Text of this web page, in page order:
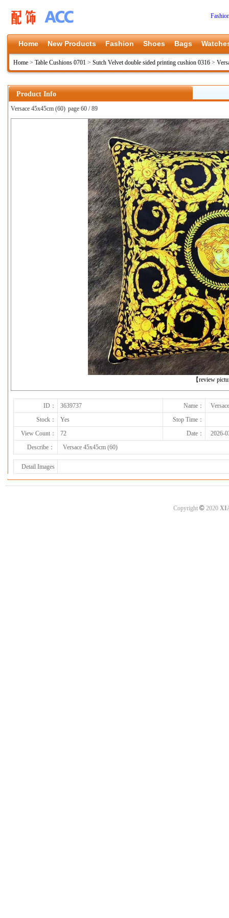
Home New Products Fashion Shoes Bags
Home > Table Cushions 0701 > Sutch Velvet double sided printing cushion 0316 >
Product Info
Versace 45x45cm (60) page 60 / 89
【review
上一张
下一张
ID： 3639737 Name：
Stock：
Yes
Stop Time：
View Count：
72 Date：
2026-
Describe：
Versace 45x45cm (60)
Detail Images
Copyright ©2020